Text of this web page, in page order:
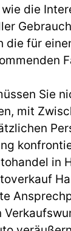
die
die für
Sie
mit
in